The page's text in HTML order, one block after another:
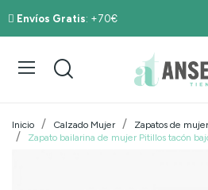
Envíos Gratis: +70€
Inicio Calzado Mujer Zapatos de mujer
Zapato bailarina de mujer Pitillos tacón